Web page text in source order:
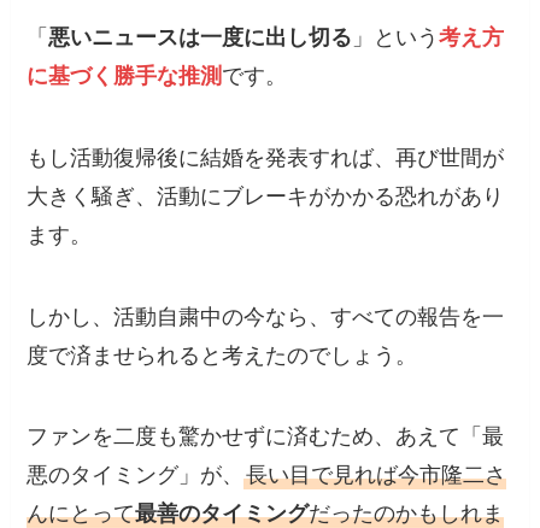
「 悪いニュースは一度に出し切る 」という考え方
に基づく勝手な推測 です。
もし活動復帰後に結婚を発表すれば、再び世間が
大きく騒ぎ、活動にブレーキがかかる恐れがあり
ます。
しかし、活動自粛中の今なら、すべての報告を一
度で済ませられると考えたのでしょう。
ファンを二度も驚かせずに済むため、あえて「最
悪のタイミング」が、長い目で見れば今市隆二さ
んにとって最善のタイミングだったのかもしれま